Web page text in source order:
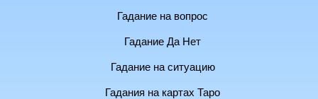
Гадание на вопрос
Гадание Да Нет
Гадание на ситуацию
Гадания на картах Таро